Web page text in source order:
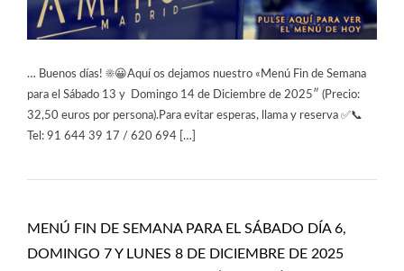
… Buenos días! ☀️😀Aquí os dejamos nuestro «Menú Fin de Semana
para el Sábado 13 y Domingo 14 de Diciembre de 2025″ (Precio:
32,50 euros por persona).Para evitar esperas, llama y reserva ✅📞
Tel: 91 644 39 17 / 620 694 […]
MENÚ FIN DE SEMANA PARA EL SÁBADO DÍA 6,
DOMINGO 7 Y LUNES 8 DE DICIEMBRE DE 2025